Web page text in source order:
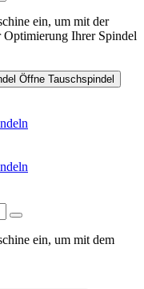
ein, um mit der
Optimierung Ihrer Spindel
Öffne Tauschspindel
ein, um mit dem